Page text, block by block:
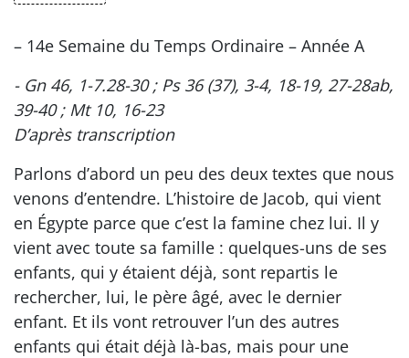
– 14e Semaine du Temps Ordinaire – Année A
- Gn 46, 1-7.28-30 ; Ps 36 (37), 3-4, 18-19, 27-28ab,
39-40 ; Mt 10, 16-23
D’après transcription
Parlons d’abord un peu des deux textes que nous
venons d’entendre. L’histoire de Jacob, qui vient
en Égypte parce que c’est la famine chez lui. Il y
vient avec toute sa famille : quelques-uns de ses
enfants, qui y étaient déjà, sont repartis le
rechercher, lui, le père âgé, avec le dernier
enfant. Et ils vont retrouver l’un des autres
enfants qui était déjà là-bas, mais pour une